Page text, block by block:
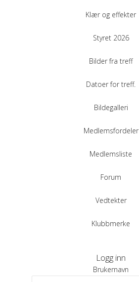
Klær og effekter
Styret 2026
Bilder fra treff
Datoer for treff.
Bildegalleri
Medlemsfordeler
Medlemsliste
Forum
Vedtekter
Klubbmerke
Logg inn
Brukernavn